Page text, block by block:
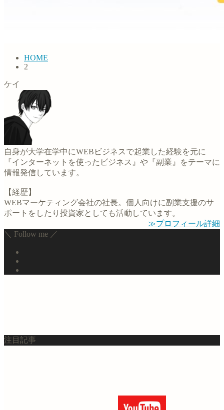
HOME
2
ケイ
自身が大学在学中にWEBビジネスで起業した経験を元に
『インターネットを使ったビジネス』や『副業』をテーマに
情報発信しています。
【経歴】
WEBマーケティング会社の社長。個人向けに副業支援のサ
ポートをしたり投資家としても活動しています。
≫プロフィール詳細
＼ Follow me ／
注目記事